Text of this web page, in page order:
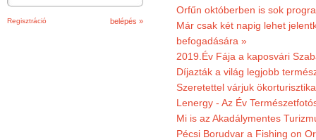
Regisztráció
Orfűn októberben is sok
Már csak két napig lehet
befogadására »
2019.Év Fája a kaposvári
Díjazták a világ legjobb
Szeretettel várjuk
Lenergy - Az Év
Mi is az Akadálymentes
Pécsi Borudvar a Fishing on